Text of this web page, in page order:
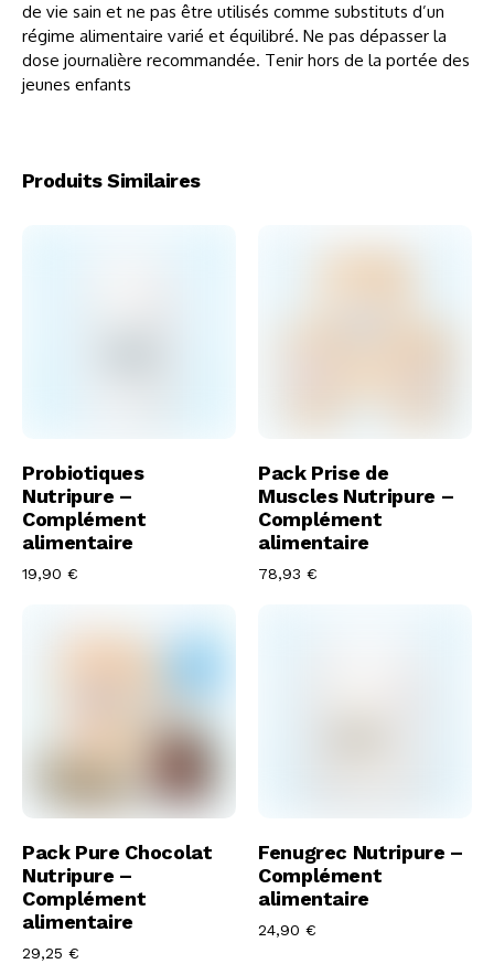
de vie sain et ne pas être utilisés comme substituts d’un
régime alimentaire varié et équilibré. Ne pas dépasser la
dose journalière recommandée. Tenir hors de la portée des
jeunes enfants
Produits Similaires
Probiotiques
Nutripure –
Complément
alimentaire
19,90 €
Acheter
Pack Prise de
Muscles Nutripure –
Complément
alimentaire
78,93 €
Acheter
Pack Pure Chocolat
Nutripure –
Complément
alimentaire
29,25 €
Fenugrec Nutripure –
Complément
alimentaire
24,90 €